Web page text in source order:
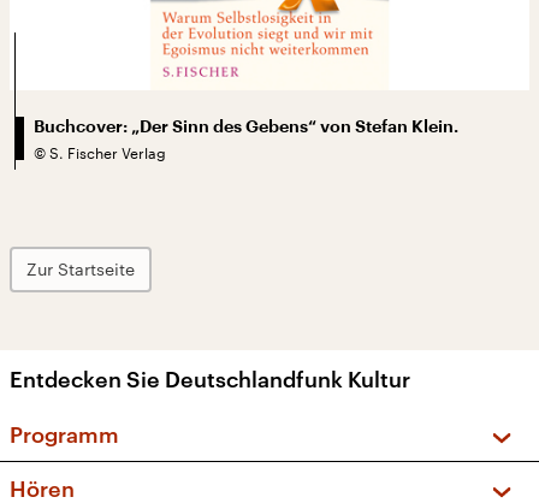
Buchcover: „Der Sinn des Gebens“ von Stefan Klein.
© S. Fischer Verlag
Zur Startseite
Entdecken Sie Deutschlandfunk Kultur
Programm
Hören